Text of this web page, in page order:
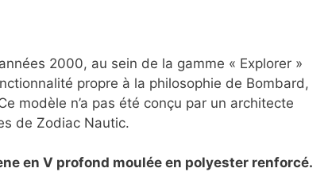
2000, au sein de la gamme « Explorer »
propre à la philosophie de Bombard,
modèle n’a pas été conçu par un architecte
de Zodiac Nautic.
en V profond moulée en polyester renforcé.